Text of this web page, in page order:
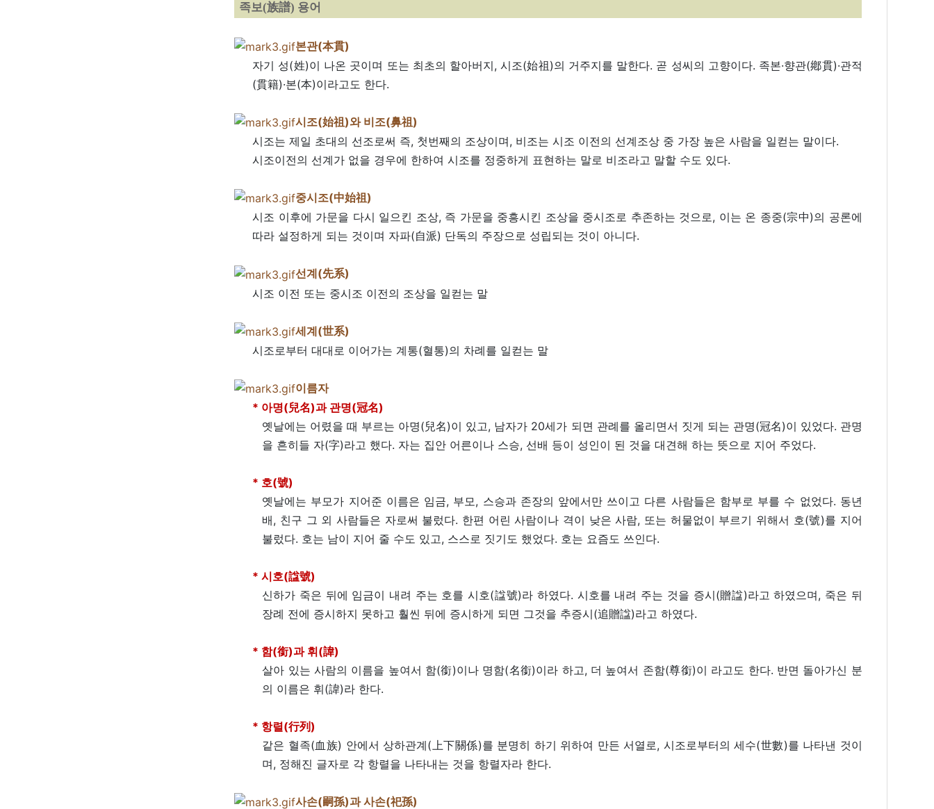
족보(族譜) 용어
본관(本貫)
자기 성(姓)이 나온 곳이며 또는 최초의 할아버지, 시조(始祖)의 거주지를 말한다. 곧 성씨의 고향이다. 족본·향관(鄕貫)·관적
(貫籍)·본(本)이라고도 한다.
시조(始祖)와 비조(鼻祖)
시조는 제일 초대의 선조로써 즉, 첫번째의 조상이며, 비조는 시조 이전의 선계조상 중 가장 높은 사람을 일컫는 말이다.
시조이전의 선계가 없을 경우에 한하여 시조를 정중하게 표현하는 말로 비조라고 말할 수도 있다.
중시조(中始祖)
시조 이후에 가문을 다시 일으킨 조상, 즉 가문을 중흥시킨 조상을 중시조로 추존하는 것으로, 이는 온 종중(宗中)의 공론에
따라 설정하게 되는 것이며 자파(自派) 단독의 주장으로 성립되는 것이 아니다.
선계(先系)
시조 이전 또는 중시조 이전의 조상을 일컫는 말
세계(世系)
시조로부터 대대로 이어가는 계통(혈통)의 차례를 일컫는 말
이름자
* 아명(兒名)과 관명(冠名)
옛날에는 어렸을 때 부르는 아명(兒名)이 있고, 남자가 20세가 되면 관례를 올리면서 짓게 되는 관명(冠名)이 있었다. 관명
을 흔히들 자(字)라고 했다. 자는 집안 어른이나 스승, 선배 등이 성인이 된 것을 대견해 하는 뜻으로 지어 주었다.
* 호(號)
옛날에는 부모가 지어준 이름은 임금, 부모, 스승과 존장의 앞에서만 쓰이고 다른 사람들은 함부로 부를 수 없었다. 동년
배, 친구 그 외 사람들은 자로써 불렀다. 한편 어린 사람이나 격이 낮은 사람, 또는 허물없이 부르기 위해서 호(號)를 지어
불렀다. 호는 남이 지어 줄 수도 있고, 스스로 짓기도 했었다. 호는 요즘도 쓰인다.
* 시호(諡號)
신하가 죽은 뒤에 임금이 내려 주는 호를 시호(諡號)라 하였다. 시호를 내려 주는 것을 증시(贈諡)라고 하였으며, 죽은 뒤
장례 전에 증시하지 못하고 훨씬 뒤에 증시하게 되면 그것을 추증시(追贈諡)라고 하였다.
* 함(銜)과 휘(諱)
살아 있는 사람의 이름을 높여서 함(銜)이나 명함(名銜)이라 하고, 더 높여서 존함(尊銜)이 라고도 한다. 반면 돌아가신 분
의 이름은 휘(諱)라 한다.
* 항렬(行列)
같은 혈족(血族) 안에서 상하관계(上下關係)를 분명히 하기 위하여 만든 서열로, 시조로부터의 세수(世數)를 나타낸 것이
며, 정해진 글자로 각 항렬을 나타내는 것을 항렬자라 한다.
사손(嗣孫)과 사손(祀孫)